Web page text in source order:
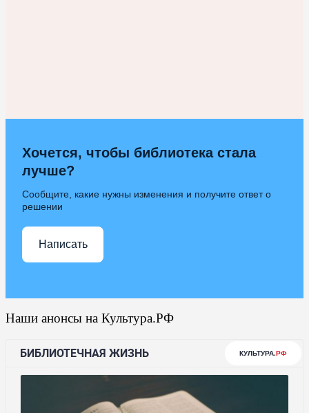
Хочется, чтобы библиотека стала
лучше?
Сообщите, какие нужны изменения и получите ответ о
решении
Написать
Наши анонсы на Культура.РФ